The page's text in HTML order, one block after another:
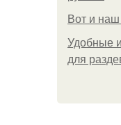
Boт и
Удобные
для